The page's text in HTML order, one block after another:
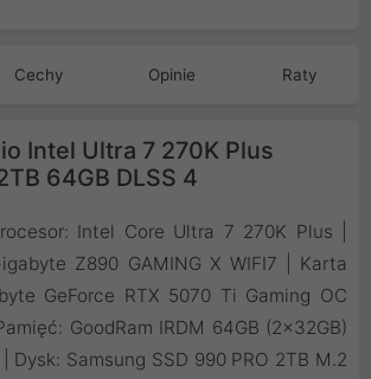
Cechy Opinie Raty
Intel Ultra 7 270K Plus
64GB DLSS 4
Intel Core Ultra 7 270K Plus |
Z890 GAMING X WIFI7 | Karta
GeForce RTX 5070 Ti Gaming OC
GoodRam IRDM 64GB (2x32GB)
Dysk: Samsung SSD 990 PRO 2TB M.2